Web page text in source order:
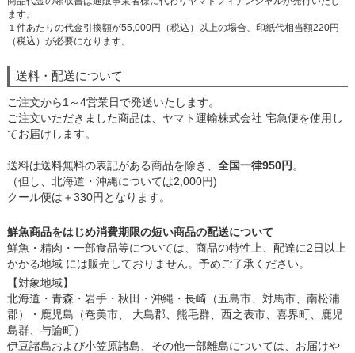
ます。
１件あたりの代金引換額が55,000円（税込）以上の場合、印紙代相当額220円
（税込）が必要になります。
送料・配送について
ご注文から1～4営業日で発送いたします。
ご注文いただきました商品は、ヤマト運輸株式会社 宅急便を使用し
てお届けします。
送料は送料無料の表記がある商品を除き、 全国一律950円 。
（但し、北海道・沖縄については2,000円)
クール便は＋330円となります。
鮮魚商品をはじめ消費期限の短い商品の配送について
鮮魚・精肉・一部食品等については、商品の特性上、配達に2日以上
かかる地域 には販売しておりません。予めご了承ください。
【対象地域】
北海道・青森・岩手・秋田・沖縄・長崎（五島市、対馬市、南松浦
郡）・鹿児島（奄美市、 大島郡、熊毛群、西之表市、喜界町、鹿児
島群、与論町）
伊豆諸島および小笠原諸島、その他一部離島については、お届けや